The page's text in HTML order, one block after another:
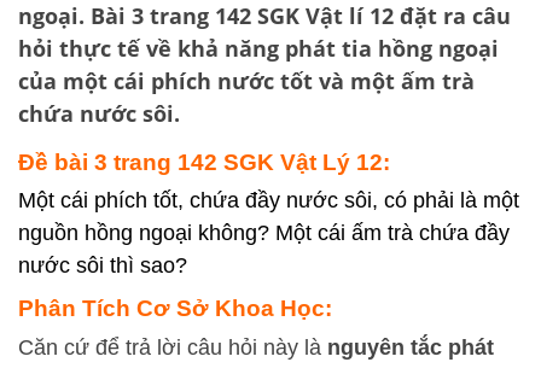
ngoại. Bài 3 trang 142 SGK Vật lí 12 đặt ra câu
hỏi thực tế về khả năng phát tia hồng ngoại
của một cái phích nước tốt và một ấm trà
chứa nước sôi.
Đề bài 3 trang 142 SGK Vật Lý 12:
Một cái phích tốt, chứa đầy nước sôi, có phải là một
nguồn hồng ngoại không? Một cái ấm trà chứa đầy
nước sôi thì sao?
Phân Tích Cơ Sở Khoa Học:
Căn cứ để trả lời câu hỏi này là nguyên tắc phát